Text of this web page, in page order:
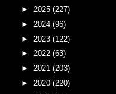
► 2025 (227)
► 2024 (96)
► 2023 (122)
► 2022 (63)
► 2021 (203)
► 2020 (220)